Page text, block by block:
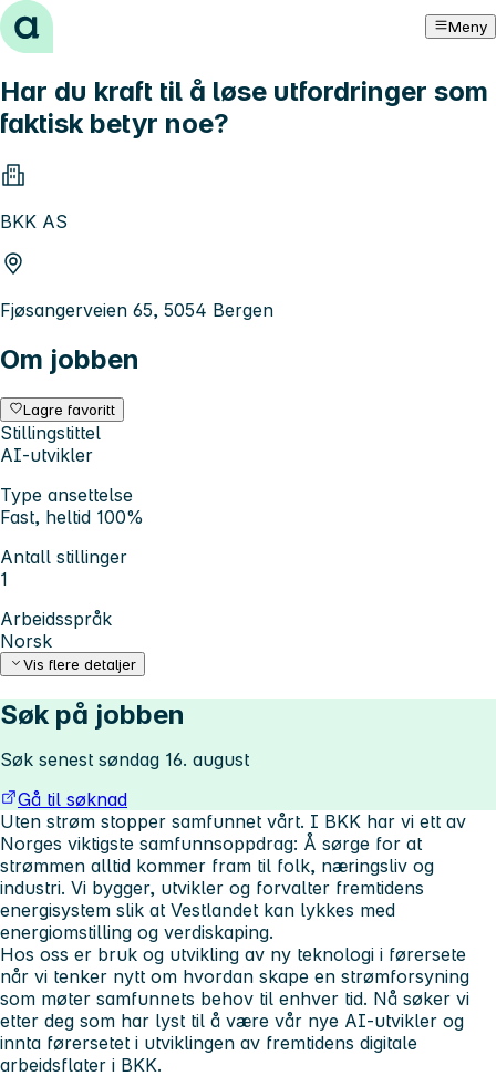
Hopp til innhold Meny
Har du kraft til å løse utfordringer som
faktisk betyr noe?
BKK AS
Fjøsangerveien 65, 5054 Bergen
Om jobben
Lagre favoritt
Stillingstittel
AI-utvikler
Type ansettelse
Fast, heltid 100%
Antall stillinger
1
Arbeidsspråk
Norsk
Vis flere detaljer
Søk på jobben
Søk senest søndag 16. august
Gå til søknad
Uten strøm stopper samfunnet vårt. I BKK har vi ett av
Norges viktigste samfunnsoppdrag: Å sørge for at
strømmen alltid kommer fram til folk, næringsliv og
industri. Vi bygger, utvikler og forvalter fremtidens
energisystem slik at Vestlandet kan lykkes med
energiomstilling og verdiskaping.
Hos oss er bruk og utvikling av ny teknologi i førersete
når vi tenker nytt om hvordan skape en strømforsyning
som møter samfunnets behov til enhver tid. Nå søker vi
etter deg som har lyst til å være vår nye AI-utvikler og
innta førersetet i utviklingen av fremtidens digitale
arbeidsflater i BKK.